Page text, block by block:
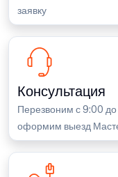
заявку
Консультация
Перезвоним с 9:00
оформим выезд